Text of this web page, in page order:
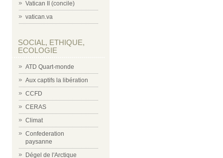
Vatican II (concile)
vatican.va
SOCIAL, ETHIQUE,
ECOLOGIE
ATD Quart-monde
Aux captifs la libération
CCFD
CERAS
Climat
Confederation
paysanne
Dégel de l'Arctique